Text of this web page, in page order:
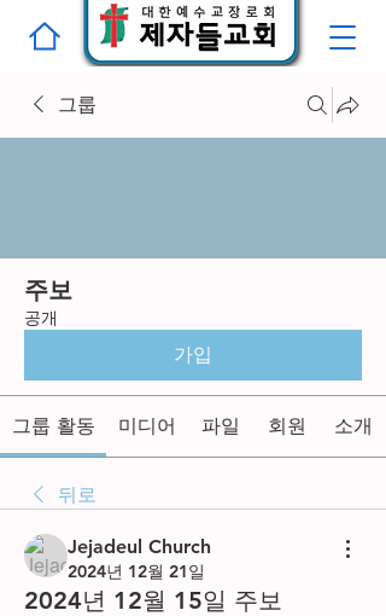
그룹
주보
공개
가입
그룹 활동 미디어 파일 회원 소개
뒤로
Jejadeul Church
2024년 12월 21일
2024년 12월 15일 주보